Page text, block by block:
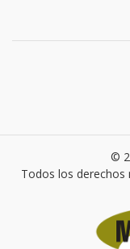
©
Todos los derechos